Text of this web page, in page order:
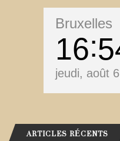
Bruxelles
16
jeudi, août
ARTICLES RÉCENTS